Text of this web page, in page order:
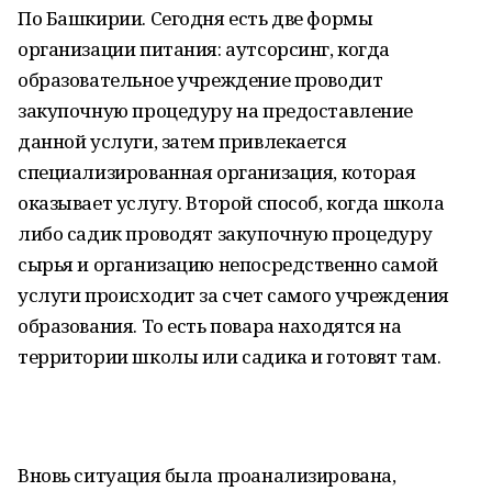
По Башкирии. Сегодня есть две формы
организации питания: аутсорсинг, когда
образовательное учреждение проводит
закупочную процедуру на предоставление
данной услуги, затем привлекается
специализированная организация, которая
оказывает услугу. Второй способ, когда школа
либо садик проводят закупочную процедуру
сырья и организацию непосредственно самой
услуги происходит за счет самого учреждения
образования. То есть повара находятся на
территории школы или садика и готовят там.
Вновь ситуация была проанализирована,